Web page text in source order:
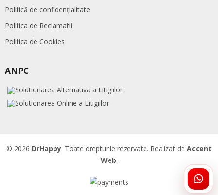
Politică de confidențialitate
Politica de Reclamatii
Politica de Cookies
ANPC
© 2026 DrHappy. Toate drepturile rezervate. Realizat de Accent
Web.